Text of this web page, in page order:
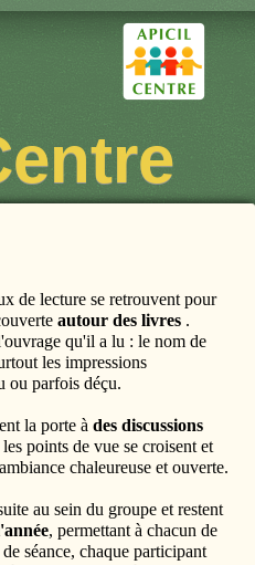
de lecture se retrouvent pour
autour des livres .
qu'il a lu : le nom de
les impressions
ou parfois déçu.
la porte à des discussions
points de vue se croisent et
chaleureuse et ouverte.
au sein du groupe et restent
, permettant à chacun de
séance, chaque participant